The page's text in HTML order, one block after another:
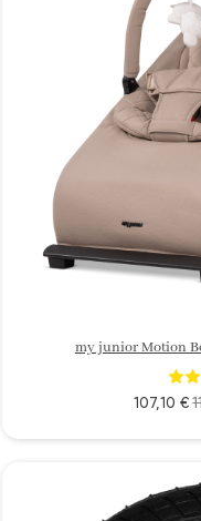
my junior Motion
107,10 €